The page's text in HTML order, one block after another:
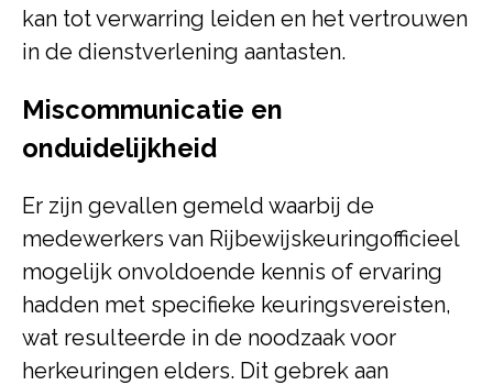
kan tot verwarring leiden en het vertrouwen
in de dienstverlening aantasten.
Miscommunicatie en
onduidelijkheid
Er zijn gevallen gemeld waarbij de
medewerkers van Rijbewijskeuringofficieel
mogelijk onvoldoende kennis of ervaring
hadden met specifieke keuringsvereisten,
wat resulteerde in de noodzaak voor
herkeuringen elders. Dit gebrek aan